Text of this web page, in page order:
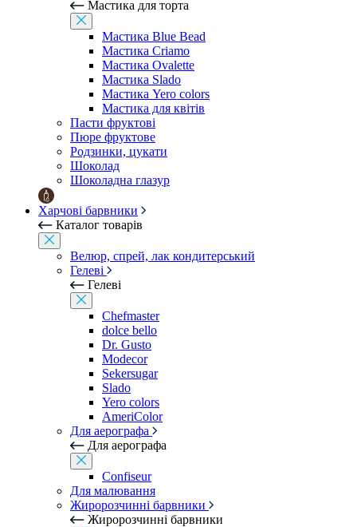
Мастика для торта
Мастика Blue Bead
Мастика Criamo
Мастика Ovalette
Мастика Slado
Мастика Yero colors
Мастика для квітів
Пасти фруктові
Пюре фруктове
Родзинки, цукати
Шоколад
Шоколадна глазур
Харчові барвники
Каталог товарів
Велюр, спрей, лак кондитерський
Гелеві
Гелеві
Chefmaster
dolce bello
Dr. Gusto
Modecor
Sekersugar
Slado
Yero colors
AmeriColor
Для аерографа
Для аерографа
Confiseur
Для малювання
Жиророзчинні барвники
Жиророзчинні барвники